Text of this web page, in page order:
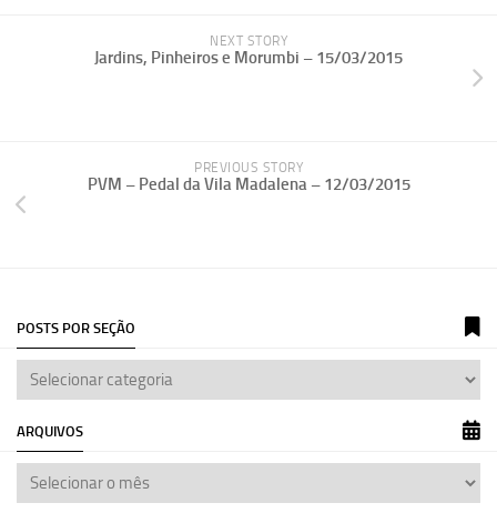
NEXT STORY
Jardins, Pinheiros e Morumbi – 15/03/2015
PREVIOUS STORY
PVM – Pedal da Vila Madalena – 12/03/2015
POSTS POR SEÇÃO
ARQUIVOS